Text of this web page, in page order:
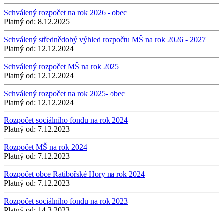
Schválený rozpočet na rok 2026 - obec
Platný od: 8.12.2025
Schválený střednědobý výhled rozpočtu MŠ na rok 2026 - 2027
Platný od: 12.12.2024
Schválený rozpočet MŠ na rok 2025
Platný od: 12.12.2024
Schválený rozpočet na rok 2025- obec
Platný od: 12.12.2024
Rozpočet sociálního fondu na rok 2024
Platný od: 7.12.2023
Rozpočet MŠ na rok 2024
Platný od: 7.12.2023
Rozpočet obce Ratibořské Hory na rok 2024
Platný od: 7.12.2023
Rozpočet sociálního fondu na rok 2023